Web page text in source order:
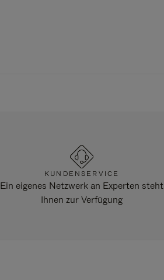
KUNDENSERVICE
Ein eigenes Netzwerk an Experten steht
Ihnen zur Verfügung